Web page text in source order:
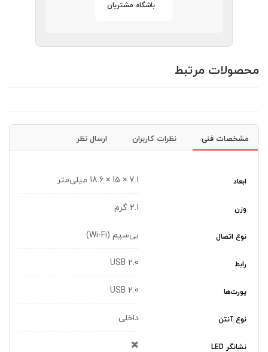
باشگاه مشتریان
محصولات مرتبط
مشخصات فنی نظرات کاربران ارسال نظر
ابعاد 7.1 × 15 × 18.6 میلی‌متر
وزن 2.1 گرم
نوع اتصال بی‌سیم (Wi-Fi)
رابط USB 2.0
پورت‌ها USB 2.0
نوع آنتن داخلی
نشانگر LED